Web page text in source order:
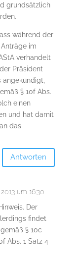
grundsätzlich
während der
im
verhandelt
Präsident
§ 10f Abs.
einen
und hat damit
das
Antworten
um 16:30
Der
findet
§ 10c
Abs. 1 Satz 4